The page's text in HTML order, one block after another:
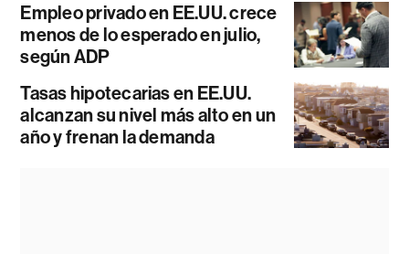
Empleo privado en EE.UU. crece
menos de lo esperado en julio,
según ADP
Tasas hipotecarias en EE.UU.
alcanzan su nivel más alto en un
año y frenan la demanda